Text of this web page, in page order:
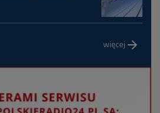
więcej arrow_forward